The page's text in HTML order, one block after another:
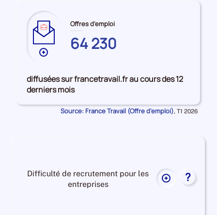
Plus
données
sur
les
DEUX-
Offres d'emploi
64 230
diffusées sur francetravail.fr au cours des 12
derniers mois
Source: France Travail (Offre d'emploi), Données
T1 2026
Difficulté de recrutement pour les
entreprises
Plus
?